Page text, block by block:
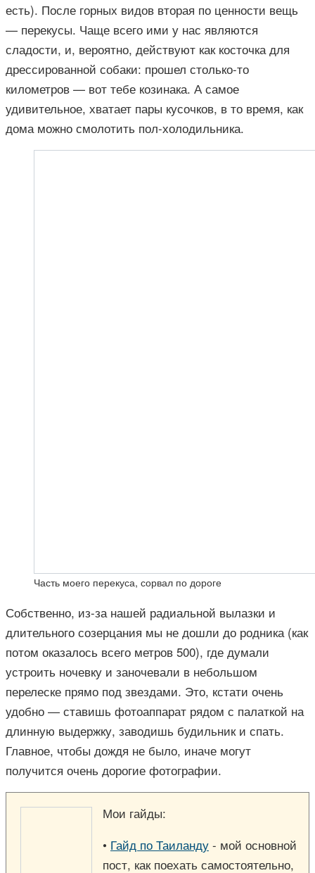
есть). После горных видов вторая по ценности вещь
— перекусы. Чаще всего ими у нас являются
сладости, и, вероятно, действуют как косточка для
дрессированной собаки: прошел столько-то
километров — вот тебе козинака. А самое
удивительное, хватает пары кусочков, в то время, как
дома можно смолотить пол-холодильника.
Часть моего перекуса, сорвал по дороге
Собственно, из-за нашей радиальной вылазки и
длительного созерцания мы не дошли до родника (как
потом оказалось всего метров 500), где думали
устроить ночевку и заночевали в небольшом
перелеске прямо под звездами. Это, кстати очень
удобно — ставишь фотоаппарат рядом с палаткой на
длинную выдержку, заводишь будильник и спать.
Главное, чтобы дождя не было, иначе могут
получится очень дорогие фотографии.
Мои гайды:
• Гайд по Таиланду - мой основной
пост, как поехать самостоятельно,